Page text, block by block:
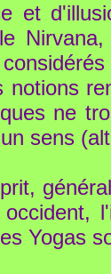
et
ne
sens
Yogas